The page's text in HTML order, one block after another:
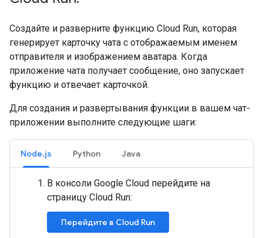
Создайте и разверните функцию Cloud Run, которая
генерирует карточку чата с отображаемым именем
отправителя и изображением аватара. Когда
приложение чата получает сообщение, оно запускает
функцию и отвечает карточкой.
Для создания и развертывания функции в вашем чат-
приложении выполните следующие шаги:
Node.js Python Java
В консоли Google Cloud перейдите на
страницу Cloud Run:
Перейдите в Cloud Run